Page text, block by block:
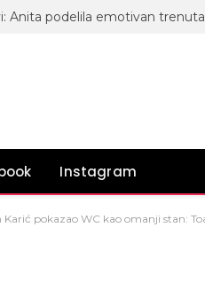
Instagram
Karić pokazao WC kao omanji stan: